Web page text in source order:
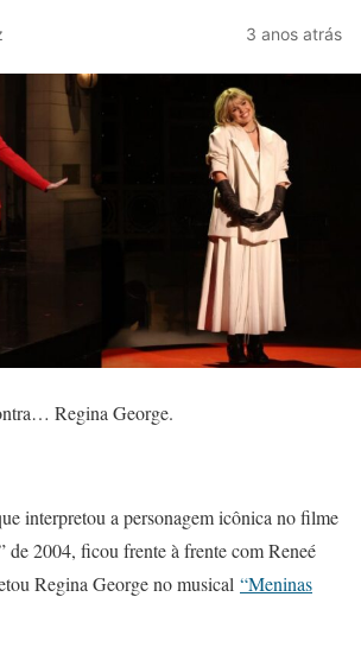
3 anos atrás
Regina George.
interpretou a personagem icônica no filme
de 2004, ficou frente à frente com Reneé
Regina George no musical “Meninas